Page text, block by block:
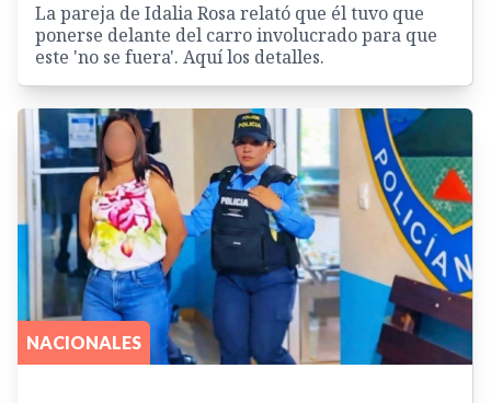
La pareja de Idalia Rosa relató que él tuvo que
ponerse delante del carro involucrado para que
este 'no se fuera'. Aquí los detalles.
NACIONALES